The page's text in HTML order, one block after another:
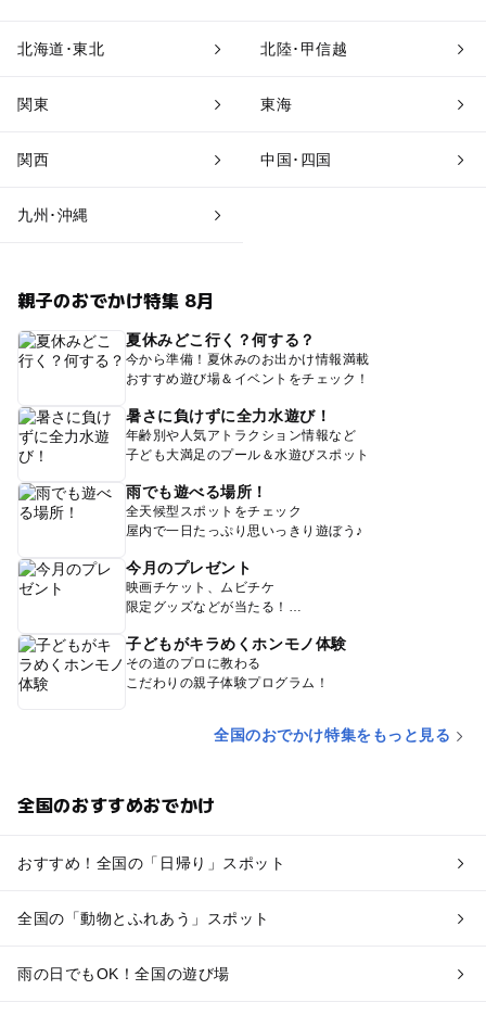
北海道･東北 北陸･甲信越
関東 東海
関西 中国･四国
九州･沖縄
親子のおでかけ特集 8月
夏休みどこ行く？何する？
今から準備！夏休みのお出かけ情報満載
おすすめ遊び場＆イベントをチェック！
暑さに負けずに全力水遊び！
年齢別や人気アトラクション情報など
子ども大満足のプール＆水遊びスポット
雨でも遊べる場所！
全天候型スポットをチェック
屋内で一日たっぷり思いっきり遊ぼう♪
今月のプレゼント
映画チケット、ムビチケ
限定グッズなどが当たる！
子どもがキラめくホンモノ体験
その道のプロに教わる
こだわりの親子体験プログラム！
全国のおでかけ特集をもっと見る
全国のおすすめおでかけ
おすすめ！全国の「日帰り」スポット
全国の「動物とふれあう」スポット
雨の日でもOK！全国の遊び場